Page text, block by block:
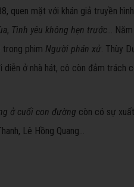
quen mặt với khán giả truyền
, Tình yêu không hẹn trước...
trong phim Người phán xử. Thùy
diễn ở nhà hát, cô còn đảm trách
ở cuối con đường còn có sự
Lê Hồng Quang...